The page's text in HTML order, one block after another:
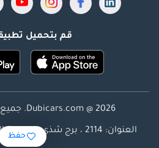
حفظ
قم بتحميل
Dubicars.com @ 2026. جميع الحقوق محفوظة.
العنوان: 2114 ، برج شذى ، المدينة الإعلامية ، دبي ، الإمارات